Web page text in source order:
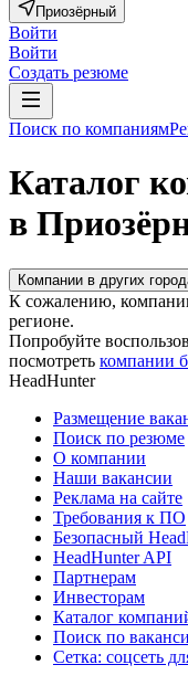
Приозёрный
Войти
Войти
Создать резюме
Поиск по компаниям
Каталог
в
Компании в других
К сожалению,
регионе.
Попробуйте
посмотреть компании
HeadHunter
Размещение
Поиск по резюме
О компании
Наши вакансии
Реклама на сайте
Требования к ПО
Безопасный
HeadHunter API
Партнерам
Инвесторам
Каталог
Поиск по
Сетка: соцсеть